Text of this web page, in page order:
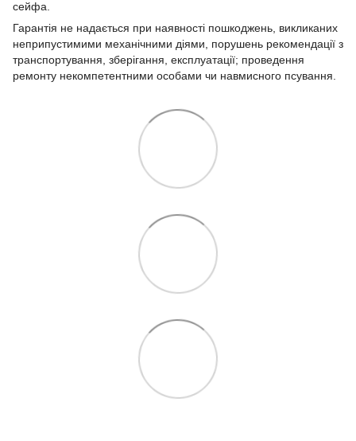
сейфа.
Гарантія не надається при наявності пошкоджень, викликаних
неприпустимими механічними діями, порушень рекомендації з
транспортування, зберігання, експлуатації; проведення
ремонту некомпетентними особами чи навмисного псування.